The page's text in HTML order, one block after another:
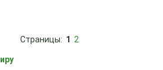
Страницы: 1 2